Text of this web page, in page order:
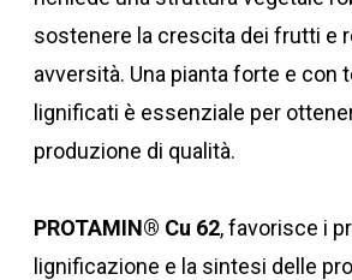
sostenere la crescita dei frutti e
avversità. Una pianta forte e con
lignificati è essenziale per
produzione di qualità.
PROTAMIN® Cu 62, favorisce i
lignificazione e la sintesi delle